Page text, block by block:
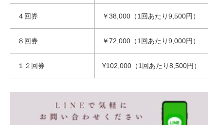
４回券 ￥38,000（1回あたり9,500円）
８回券 ￥72,000（1回あたり9,000円）
１２回券 ¥102,000（1回あたり8,500円）